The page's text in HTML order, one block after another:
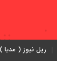
ریل نیوز ( مدیا )